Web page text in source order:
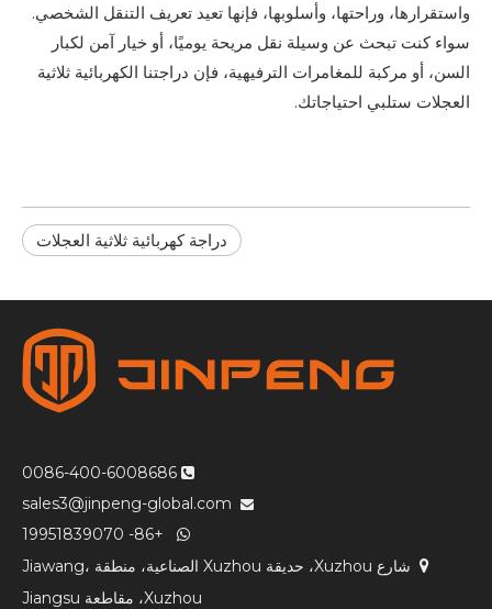
واستقرارها، وراحتها، وأسلوبها، فإنها تعيد تعريف التنقل الشخصي.
سواء كنت تبحث عن وسيلة نقل مريحة يوميًا، أو خيار آمن لكبار
السن، أو مركبة للمغامرات الترفيهية، فإن دراجتنا الكهربائية ثلاثية
العجلات ستلبي احتياجاتك.
دراجة كهربائية ثلاثية العجلات


sales3@jinpeng-global.com

+86- 19951839070

شارع Xuzhou، حديقة Xuzhou الصناعية، منطقة Jiawang،
Xuzhou، مقاطعة Jiangsu